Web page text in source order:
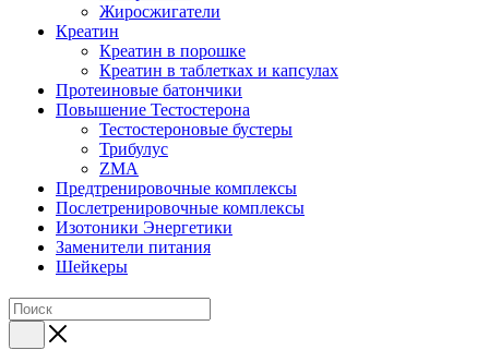
Жиросжигатели
Креатин
Креатин в порошке
Креатин в таблетках и капсулах
Протеиновые батончики
Повышение Тестостерона
Тестостероновые бустеры
Трибулус
ZMA
Предтренировочные комплексы
Послетренировочные комплексы
Изотоники Энергетики
Заменители питания
Шейкеры